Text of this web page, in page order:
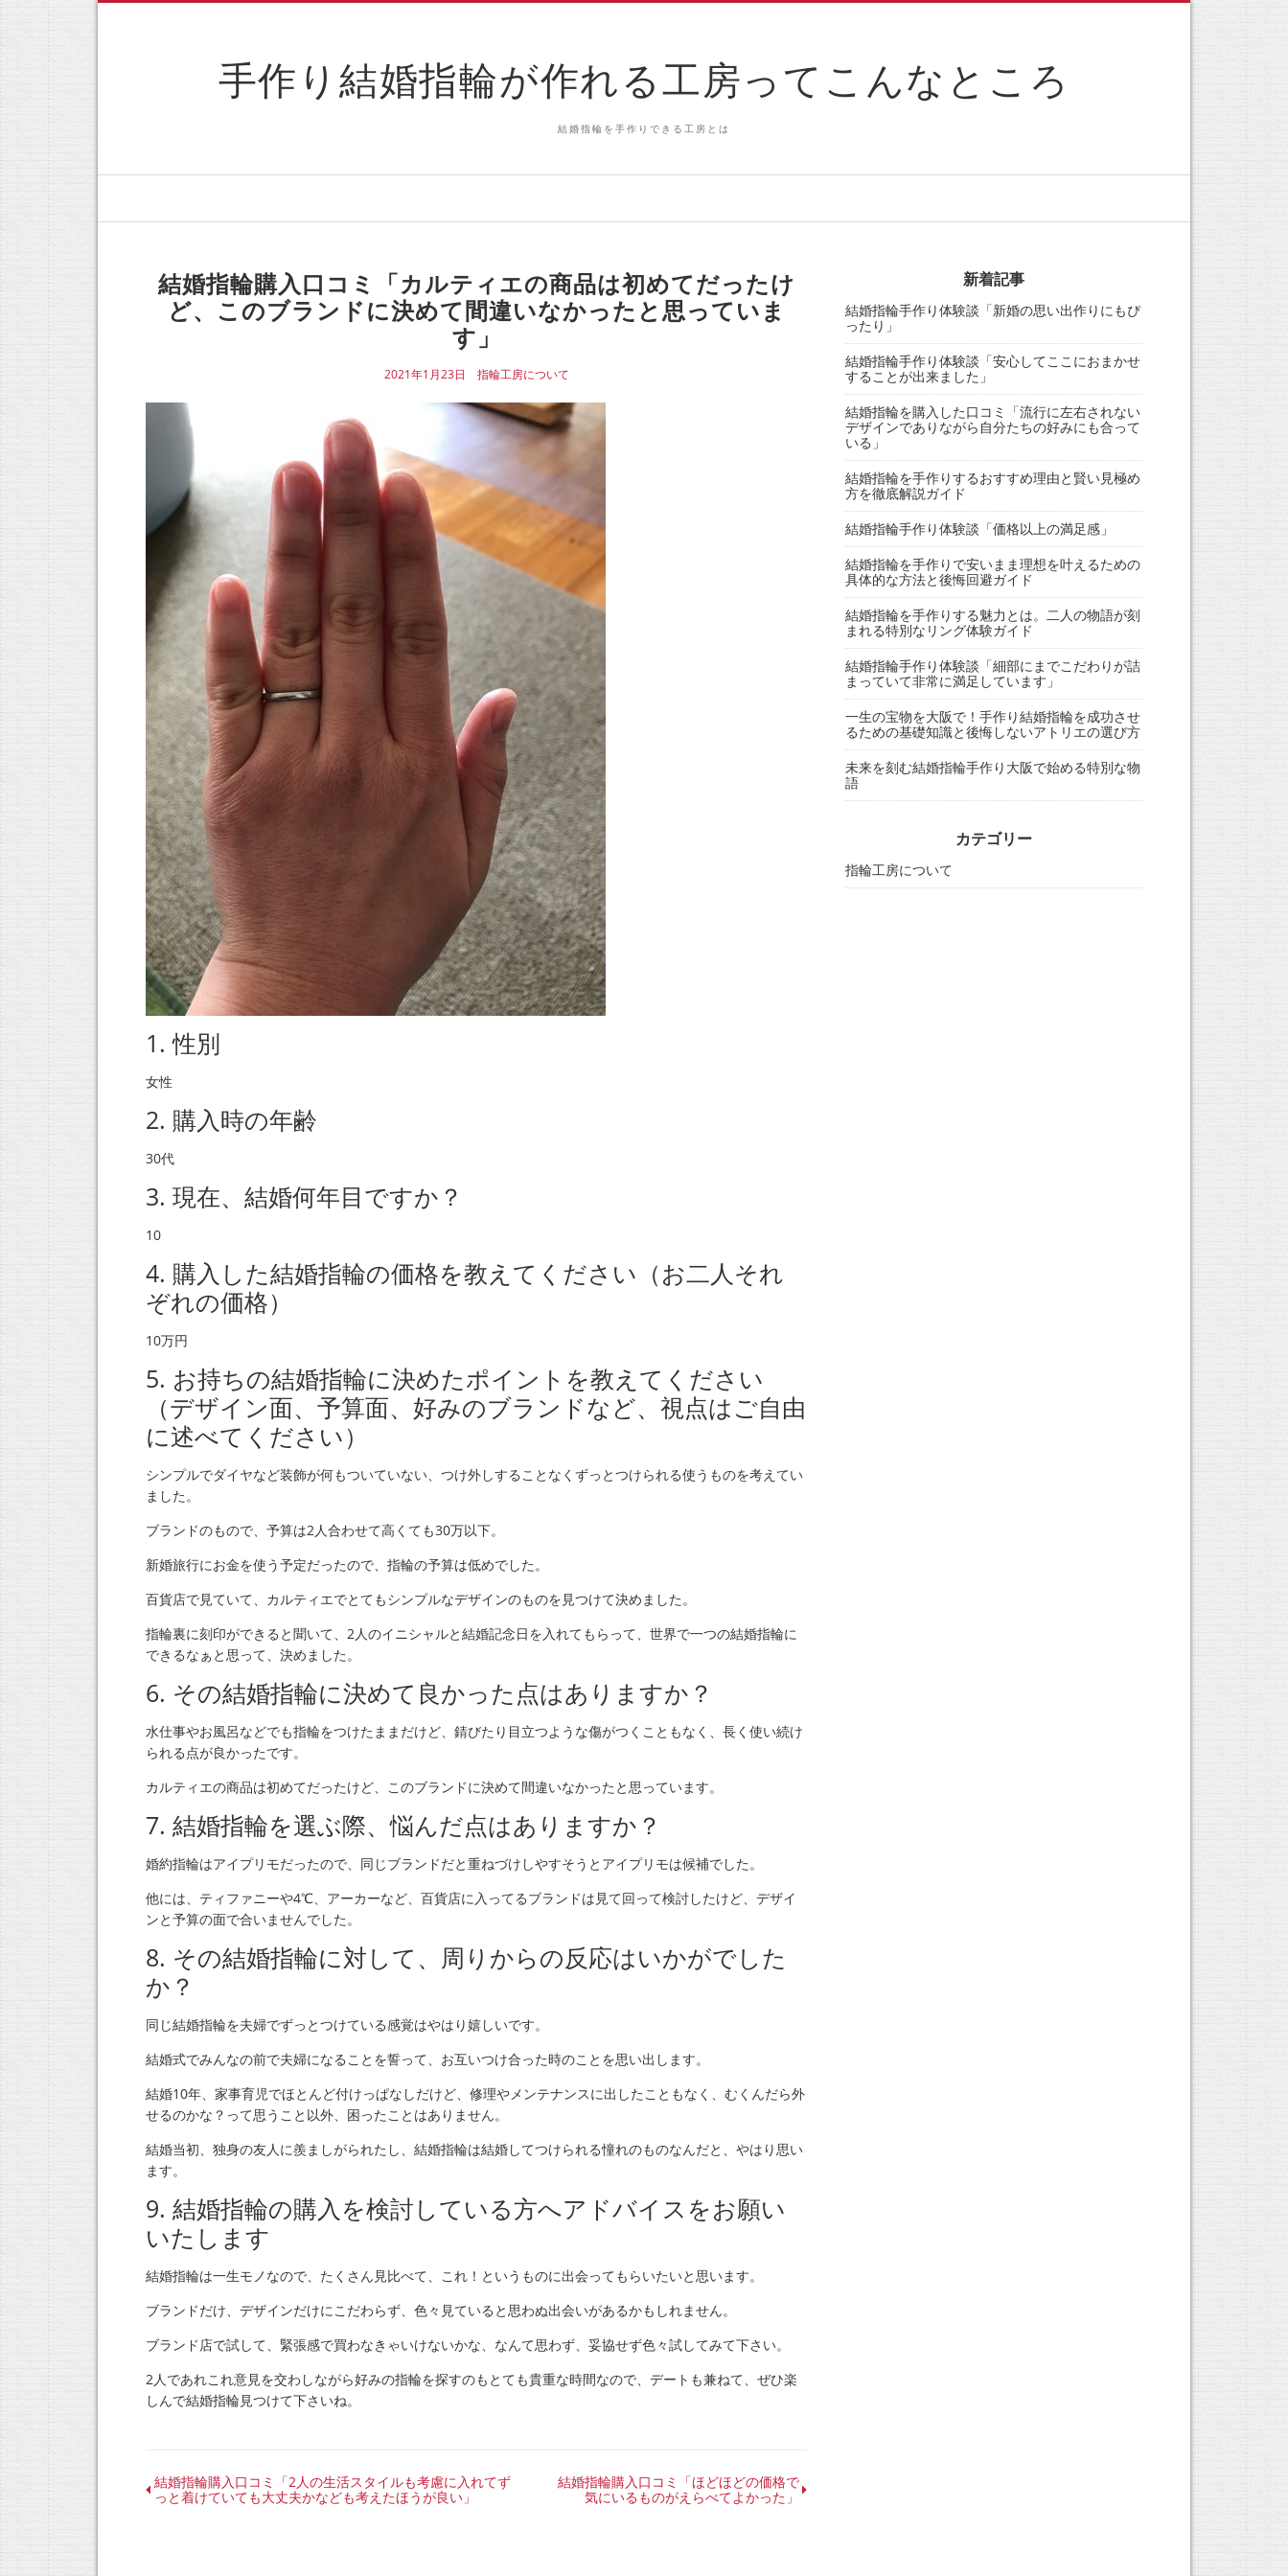
手作り結婚指輪が作れる工房ってこんなところ
結婚指輪を手作りできる工房とは
結婚指輪購入口コミ「カルティエの商品は初めてだったけ
ど、このブランドに決めて間違いなかったと思っていま
す」
2021年1月23日 指輪工房について
1. 性別
女性
2. 購入時の年齢
30代
3. 現在、結婚何年目ですか？
10
4. 購入した結婚指輪の価格を教えてください（お二人それ
ぞれの価格）
10万円
5. お持ちの結婚指輪に決めたポイントを教えてください
（デザイン面、予算面、好みのブランドなど、視点はご自由
に述べてください）
シンプルでダイヤなど装飾が何もついていない、つけ外しすることなくずっとつけられる使うものを考えてい
ました。
ブランドのもので、予算は2人合わせて高くても30万以下。
新婚旅行にお金を使う予定だったので、指輪の予算は低めでした。
百貨店で見ていて、カルティエでとてもシンプルなデザインのものを見つけて決めました。
指輪裏に刻印ができると聞いて、2人のイニシャルと結婚記念日を入れてもらって、世界で一つの結婚指輪に
できるなぁと思って、決めました。
6. その結婚指輪に決めて良かった点はありますか？
水仕事やお風呂などでも指輪をつけたままだけど、錆びたり目立つような傷がつくこともなく、長く使い続け
られる点が良かったです。
カルティエの商品は初めてだったけど、このブランドに決めて間違いなかったと思っています。
7. 結婚指輪を選ぶ際、悩んだ点はありますか？
婚約指輪はアイプリモだったので、同じブランドだと重ねづけしやすそうとアイプリモは候補でした。
他には、ティファニーや4℃、アーカーなど、百貨店に入ってるブランドは見て回って検討したけど、デザイ
ンと予算の面で合いませんでした。
8. その結婚指輪に対して、周りからの反応はいかがでした
か？
同じ結婚指輪を夫婦でずっとつけている感覚はやはり嬉しいです。
結婚式でみんなの前で夫婦になることを誓って、お互いつけ合った時のことを思い出します。
結婚10年、家事育児でほとんど付けっぱなしだけど、修理やメンテナンスに出したこともなく、むくんだら外
せるのかな？って思うこと以外、困ったことはありません。
結婚当初、独身の友人に羨ましがられたし、結婚指輪は結婚してつけられる憧れのものなんだと、やはり思い
ます。
9. 結婚指輪の購入を検討している方へアドバイスをお願い
いたします
結婚指輪は一生モノなので、たくさん見比べて、これ！というものに出会ってもらいたいと思います。
ブランドだけ、デザインだけにこだわらず、色々見ていると思わぬ出会いがあるかもしれません。
ブランド店で試して、緊張感で買わなきゃいけないかな、なんて思わず、妥協せず色々試してみて下さい。
2人であれこれ意見を交わしながら好みの指輪を探すのもとても貴重な時間なので、デートも兼ねて、ぜひ楽
しんで結婚指輪見つけて下さいね。
結婚指輪購入口コミ「2人の生活スタイルも考慮に入れてず
っと着けていても大丈夫かなども考えたほうが良い」
結婚指輪購入口コミ「ほどほどの価格で
気にいるものがえらべてよかった」
新着記事
結婚指輪手作り体験談「新婚の思い出作りにもぴ
ったり」
結婚指輪手作り体験談「安心してここにおまかせ
することが出来ました」
結婚指輪を購入した口コミ「流行に左右されない
デザインでありながら自分たちの好みにも合って
いる」
結婚指輪を手作りするおすすめ理由と賢い見極め
方を徹底解説ガイド
結婚指輪手作り体験談「価格以上の満足感」
結婚指輪を手作りで安いまま理想を叶えるための
具体的な方法と後悔回避ガイド
結婚指輪を手作りする魅力とは。二人の物語が刻
まれる特別なリング体験ガイド
結婚指輪手作り体験談「細部にまでこだわりが詰
まっていて非常に満足しています」
一生の宝物を大阪で！手作り結婚指輪を成功させ
るための基礎知識と後悔しないアトリエの選び方
未来を刻む結婚指輪手作り大阪で始める特別な物
語
カテゴリー
指輪工房について